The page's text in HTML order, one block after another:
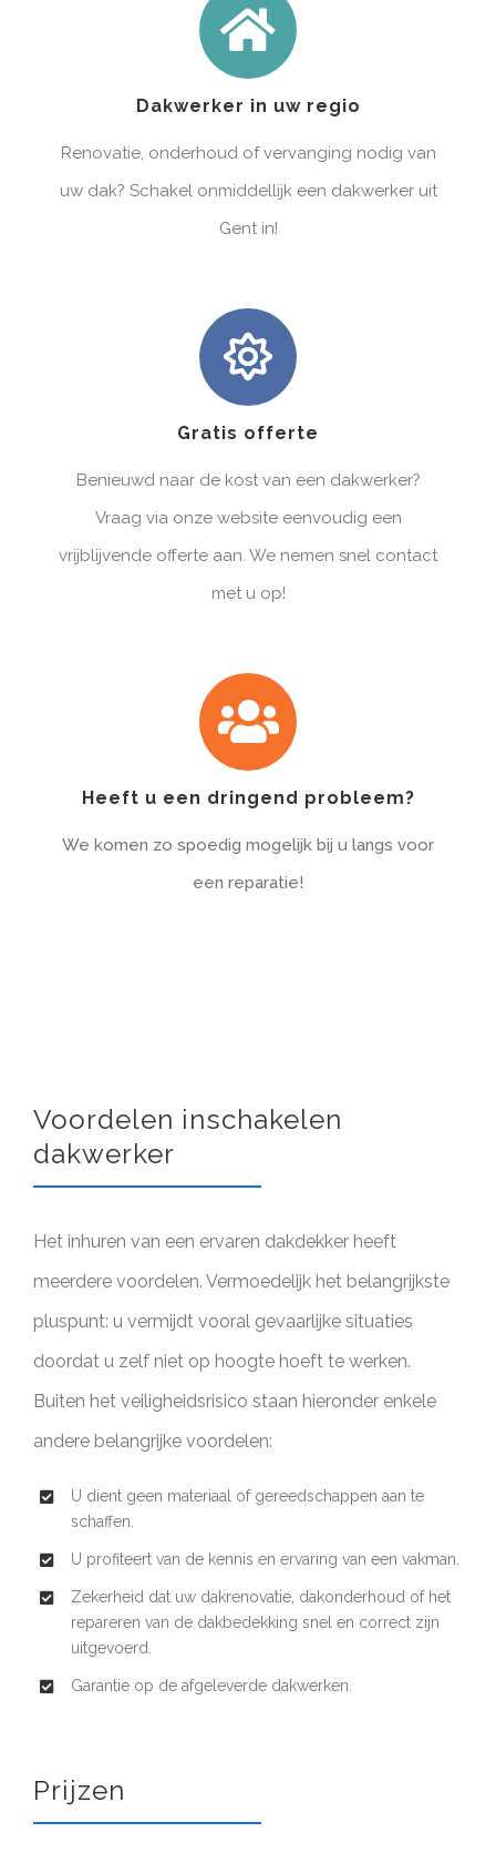
Dakwerker in uw regio
Renovatie, onderhoud of vervanging nodig van
uw dak? Schakel onmiddellijk een dakwerker uit
Gent in!
Gratis offerte
Benieuwd naar de kost van een dakwerker?
Vraag via onze website eenvoudig een
vrijblijvende offerte aan. We nemen snel contact
met u op!
Heeft u een dringend probleem?
We komen zo spoedig mogelijk bij u langs voor
een reparatie!
Voordelen inschakelen
dakwerker
Het inhuren van een ervaren dakdekker heeft
meerdere voordelen. Vermoedelijk het belangrijkste
pluspunt: u vermijdt vooral gevaarlijke situaties
doordat u zelf niet op hoogte hoeft te werken.
Buiten het veiligheidsrisico staan hieronder enkele
andere belangrijke voordelen:
U dient geen materiaal of gereedschappen aan te
schaffen.
U profiteert van de kennis en ervaring van een vakman.
Zekerheid dat uw dakrenovatie, dakonderhoud of het
repareren van de dakbedekking snel en correct zijn
uitgevoerd.
Garantie op de afgeleverde dakwerken.
Prijzen